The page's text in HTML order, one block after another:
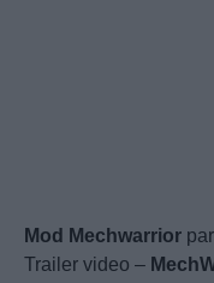
Mod Mechwarrior
Trailer video –